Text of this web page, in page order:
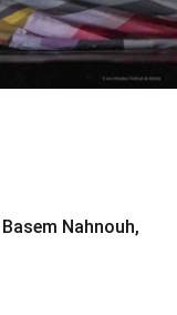
Nahnouh,